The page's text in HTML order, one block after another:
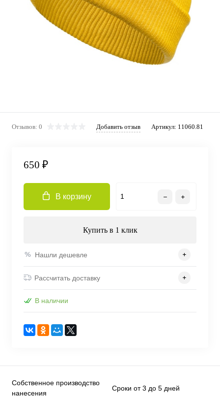
Отзывов: 0 Добавить отзыв Артикул: 11060.81
650 ₽
В корзину
Купить в 1 клик
Нашли дешевле
Рассчитать доставку
В наличии
Собственное производство
нанесения
Сроки от 3 до 5 дней